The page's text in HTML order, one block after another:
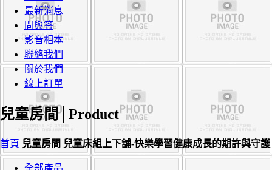
最新消息
問與答
影音相本
聯絡我們
關於我們
線上訂單
兒童房間│ Product
首頁 兒童房間 兒童床組上下舖-快樂學習健康成長的期許與守護
全部產品